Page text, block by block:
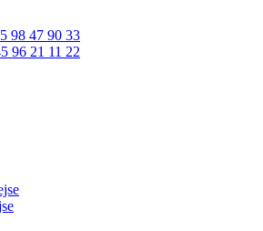
98 47 90 33
96 21 11 22